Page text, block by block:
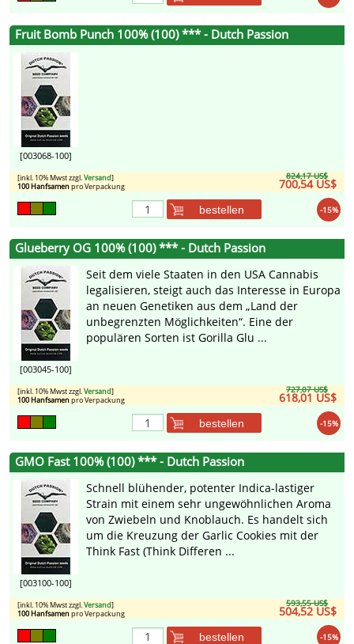
Fruit Bomb Punch 100% (100) *** - Dutch Passion
[003068-100]
824,17 US$
700,54 US$
[inkl. 10% Mwst zzgl.Versand]
100 Hanfsamenpro Verpackung
-15%
bestellen
Glueberry OG 100% (100) *** - Dutch Passion
[003045-100]
Seit dem viele Staaten in den USA Cannabis
legalisieren, steigt auch das Interesse in Europa
an neuen Genetiken aus dem „Land der
unbegrenzten Möglichkeiten“. Eine der
populären Sorten ist Gorilla Glu ...
727,07 US$
618,01 US$
[inkl. 10% Mwst zzgl.Versand]
100 Hanfsamenpro Verpackung
-15%
bestellen
GMO Fast 100% (100) *** - Dutch Passion
[003100-100]
Schnell blühender, potenter Indica-lastiger
Strain mit einem sehr ungewöhnlichen Aroma
von Zwiebeln und Knoblauch. Es handelt sich
um die Kreuzung der Garlic Cookies mit der
Think Fast (Think Differen ...
593,55 US$
504,52 US$
[inkl. 10% Mwst zzgl.Versand]
100 Hanfsamenpro Verpackung
-15%
bestellen